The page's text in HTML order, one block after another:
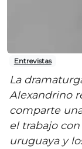
Entrevistas
La
Alexandrino
comparte
el trabajo
uruguaya y